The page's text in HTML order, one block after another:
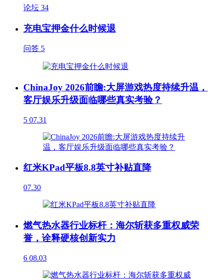
论坛 34
充电宝押金什么时候退
问答 5
ChinaJoy 2026前瞻:大屏游戏热度持续升温，
客厅娱乐升级面临哪些真实考验？
5 07.31
红米KPad平板8.8英寸补贴直降
07.30
燃气热水器行业标杆：海尔斩获多重权威荣
誉，诠释硬核创新实力
6 08.03